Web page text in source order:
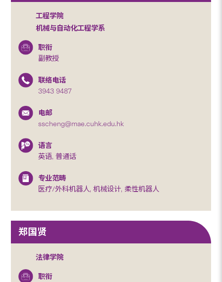
工程学院
机械与自动化工程学系
职衔
副教授
联络电话
3943 9487
电邮
sscheng@mae.cuhk.edu.hk
语言
英语, 普通话
专业范畴
医疗/外科机器人, 机械设计, 柔性机器人
郑国贤
法律学院
职衔